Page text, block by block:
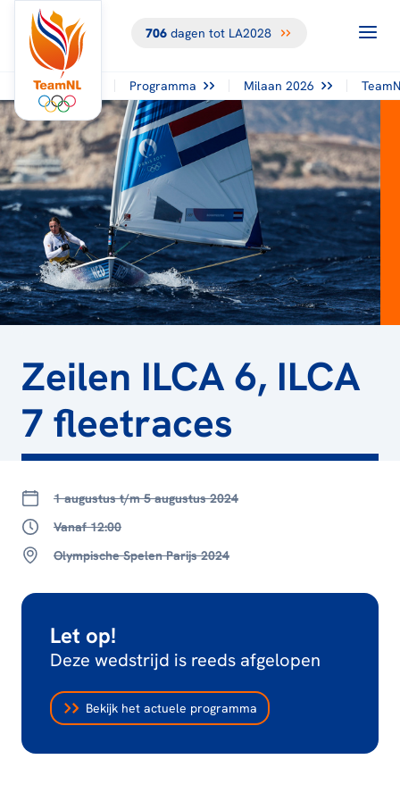
706dagen tot LA2028
Programma Milaan 2026
Zeilen ILCA 6, ILCA
7 fleetraces
1 augustus t/m 5 augustus 2024
Vanaf 12:00
Olympische Spelen Parijs 2024
Let op!
Deze wedstrijd is reeds afgelopen
Bekijk het actuele programma
TERUG NAAR
OVERZICHT